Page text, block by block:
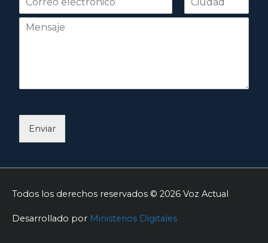
r
Enviar
Todos los derechos reservados © 2026 Voz Actual
Desarrollado por Ministerios Digitales